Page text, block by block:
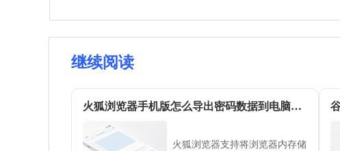
继续阅读
火狐浏览器手机版怎么导出密码数据到电脑端备份
火狐浏览器支持将浏览器内存储